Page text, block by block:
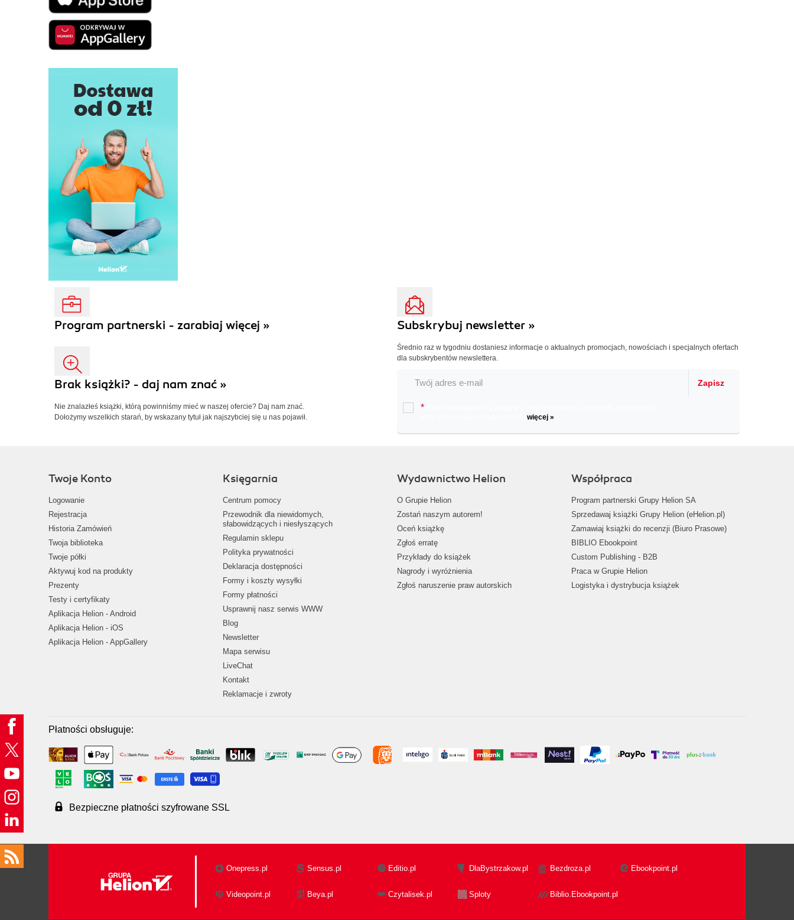
Program partnerski - zarabiaj więcej »
Brak książki? - daj nam znać »
Nie znalazłeś książki, którą powinniśmy mieć w naszej ofercie? Daj nam znać.
Dołożymy wszelkich starań, by wskazany tytuł jak najszybciej się u nas pojawił.
Subskrybuj newsletter »
Średnio raz w tygodniu dostaniesz informacje o aktualnych promocjach, nowościach i specjalnych ofertach
dla subskrybentów newslettera.
Zapisz
*
więcej »
Twoje Konto
Logowanie
Rejestracja
Historia Zamówień
Twoja biblioteka
Twoje półki
Aktywuj kod na produkty
Prezenty
Testy i certyfikaty
Aplikacja Helion - Android
Aplikacja Helion - iOS
Aplikacja Helion - AppGallery
Księgarnia
Centrum pomocy
Przewodnik dla niewidomych,
słabowidzących i niesłyszących
Regulamin sklepu
Polityka prywatności
Deklaracja dostępności
Formy i koszty wysyłki
Formy płatności
Usprawnij nasz serwis WWW
Blog
Newsletter
Mapa serwisu
LiveChat
Kontakt
Reklamacje i zwroty
Wydawnictwo Helion
O Grupie Helion
Zostań naszym autorem!
Oceń książkę
Zgłoś erratę
Przykłady do książek
Nagrody i wyróżnienia
Zgłoś naruszenie praw autorskich
Współpraca
Program partnerski Grupy Helion SA
Sprzedawaj książki Grupy Helion (eHelion.pl)
Zamawiaj książki do recenzji (Biuro Prasowe)
BIBLIO Ebookpoint
Custom Publishing - B2B
Praca w Grupie Helion
Logistyka i dystrybucja książek
Płatności obsługuje:
Bezpieczne płatności szyfrowane SSL
Onepress.pl Sensus.pl Editio.pl DlaBystrzakow.pl Bezdroza.pl Ebookpoint.pl
Videopoint.pl Beya.pl Czytalisek.pl Sploty Biblio.Ebookpoint.pl